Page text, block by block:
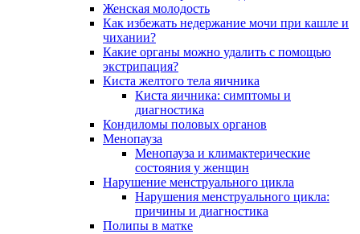
Женская молодость
Как избежать недержание мочи при кашле и
чихании?
Какие органы можно удалить с помощью
экстрипация?
Киста желтого тела яичника
Киста яичника: симптомы и
диагностика
Кондиломы половых органов
Менопауза
Менопауза и климактерические
состояния у женщин
Нарушение менструального цикла
Нарушения менструального цикла:
причины и диагностика
Полипы в матке